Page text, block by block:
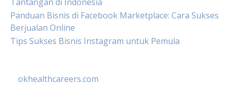
Panduan Bisnis di Facebook Marketplace: Cara Sukses
Berjualan Online
Tips Sukses Bisnis Instagram untuk Pemula
okhealthcareers.com